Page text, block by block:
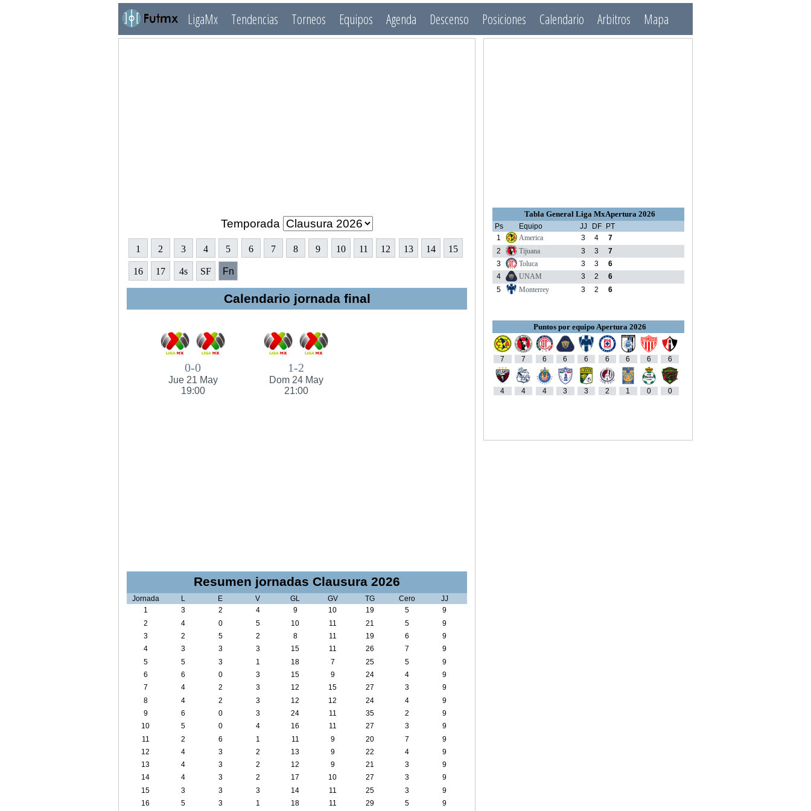
LigaMx Tendencias Torneos Equipos Agenda Descenso Posiciones Calendario Arbitros Mapa
Temporada
1 2 3 4 5 6 7 8 9 10 11 12 13 14 15
16 17 4s SF Fn
Calendario jornada final
0-0
Jue 21 May
19:00
1-2
Dom 24 May
21:00
Resumen jornadas Clausura 2026
Jornada L E V GL GV TG Cero
JJ
1
3 2 4 9 10 19 5
9
2
4 0 5 10 11 21 5
9
3
2 5 2 8 11 19 6
9
4
3 3 3 15 11 26 7
9
5
5 3 1 18 7 25 5
9
6
6 0 3 15 9 24 4
9
7
4 2 3 12 15 27 3
9
8
4 2 3 12 12 24 4
9
9
6 0 3 24 11 35 2
9
10
5 0 4 16 11 27 3
9
11
2 6 1 11 9 20 7
9
12
4 3 2 13 9 22 4
9
13
4 3 2 12 9 21 3
9
14
4 3 2 17 10 27 3
9
15
3 3 3 14 11 25 3
9
16
5 3 1 18 11 29 5 9
Tabla General Liga MxApertura 2026
Ps Equipo JJ DF PT
1
America 3 4
7
2
Tijuana 3 3
7
3
Toluca 3 3
6
4
UNAM 3 2
6
5
Monterrey 3 2 6
Puntos por equipo Apertura 2026
7 7 6 6 6 6 6 6 6
4 4 4 3 3 2 1 0 0